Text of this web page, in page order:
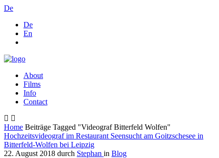
De
De
En
About
Films
Info
Contact
Home Beiträge Tagged "Videograf Bitterfeld Wolfen"
Hochzeitsvideograf im Restaurant Seensucht am Goitzschesee in
Bitterfeld-Wolfen bei Leipzig
22. August 2018 durch Stephan in Blog